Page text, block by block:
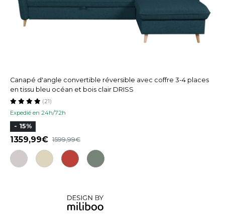
Canapé d'angle convertible réversible avec coffre 3-4 places
en tissu bleu océan et bois clair DRISS
Expedié en 24h/72h
(21)
- 15%
1359,99 1599,99